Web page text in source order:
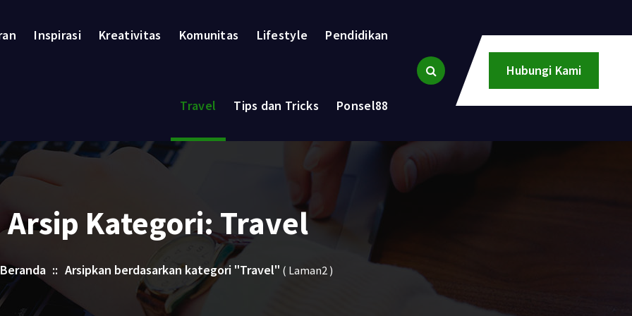
Inspirasi Kreativitas Komunitas Lifestyle Pendidikan
Travel Tips dan Tricks Ponsel88
Hubungi Kami
Arsip Kategori: Travel
Beranda :: Arsipkan berdasarkan kategori "Travel" ( Laman2 )